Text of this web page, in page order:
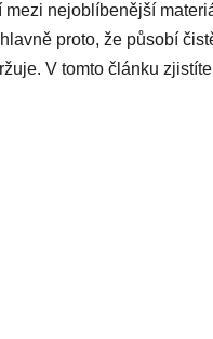
nejoblíbenější
proto, že působí
V tomto článku